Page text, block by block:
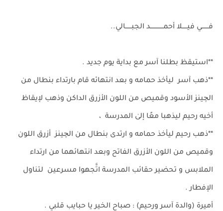
فـــــــي فيـــــلا أحمـــــــــــــد الجبــــــالي..
**استيقظ بطلنا آسر مع بداية يوم جديد .
**ذهب آسر ليأخذ حمامه و بعد انتهائه قام بارتداء بنطال من
الچينز الأسود وقميص من اللون الأزرق الداكن وذهب لإيقاظ
أخيه رحيم ليذهبا معًا إلىٰ المدرسة ،
**ذهب رحيم ليأخذ حمامه و ارتدى بنطال من الچينز أزرق اللون
وقميص من اللون الأزرق الفاتح وبعد انتهائهما من ارتداء
الملابس و تحضير حقائب المدرسة اتَّجهوا مسرعين لتناول
الإفطار .
أميرة (والدة آسر ورحيم) : صباح الخير يا حبايب قلبي .